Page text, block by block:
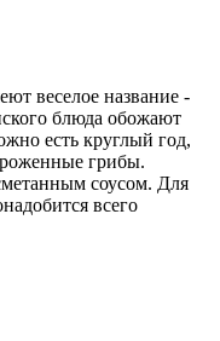
веселое название -
блюда обожают
есть круглый год,
грибы.
соусом. Для
всего